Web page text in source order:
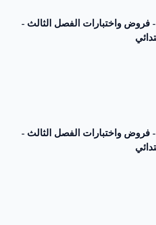
الموضوع رقم 49 - فروض واختبارات الفصل الثالث -
الموضوع رقم 48 - فروض واختبارات الفصل الثالث -